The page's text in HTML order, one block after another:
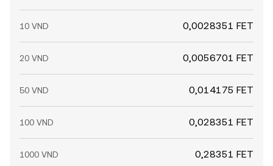
10 VND 0,0028351 FET
20 VND 0,0056701 FET
50 VND 0,014175 FET
100 VND 0,028351 FET
1000 VND 0,28351 FET